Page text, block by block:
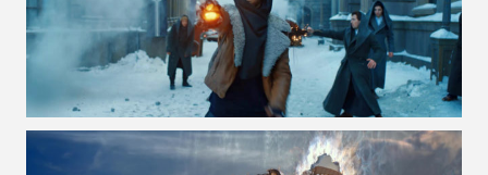
VOIR LA PHOTO EN GRAND FORMAT